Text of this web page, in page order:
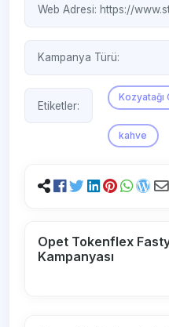
Web Adresi: https://
Kampanya Türü:
Etiketler:
kahve
Opet Tokenflex
Kampanyası